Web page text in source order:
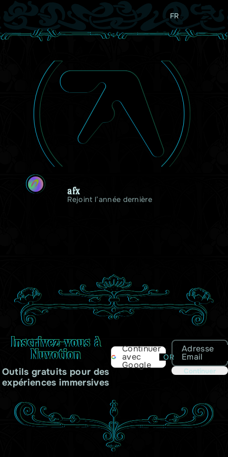
FR
A
afx
Rejoint l’année dernière
Inscrivez-vous à
Nuvotion
Outils gratuits pour des
expériences immersives
Continuer
avec
Google
OR
Adresse
Email
Continuer